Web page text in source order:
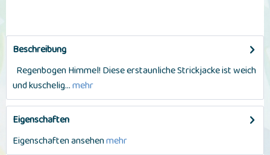
Beschreibung
Regenbogen Himmel! Diese erstaunliche Strickjacke ist weich
und kuschelig...mehr
Eigenschaften
Eigenschaften ansehenmehr